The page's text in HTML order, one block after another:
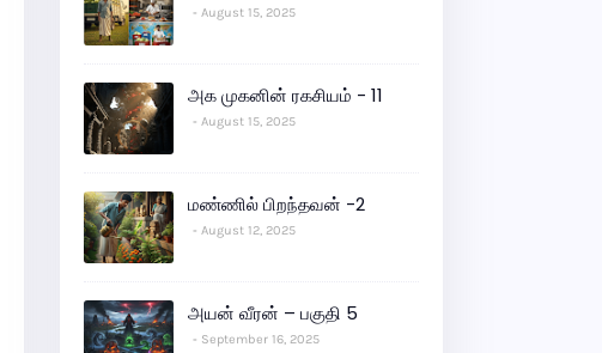
August 15, 2025
அக முகனின் ரகசியம் - 11
August 15, 2025
மண்ணில் பிறந்தவன் -2
August 12, 2025
அயன் வீரன் – பகுதி 5
September 16, 2025